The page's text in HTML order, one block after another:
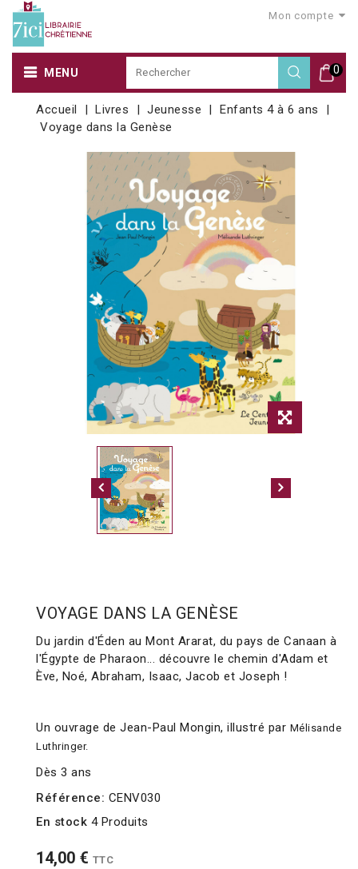
Mon compte
0
MENU
Accueil Livres Jeunesse
Enfants 4 à 6 ans
Voyage dans la Genèse
VOYAGE DANS LA GENÈSE
Du jardin d'Éden au Mont Ararat, du pays de Canaan à
l'Égypte de Pharaon... découvre le chemin d'Adam et
Ève, Noé, Abraham, Isaac, Jacob et Joseph !
Un ouvrage de Jean-Paul Mongin, illustré par Mélisande
Luthringer.
Dès 3 ans
Référence: CENV030
En stock 4 Produits
14,00 € TTC